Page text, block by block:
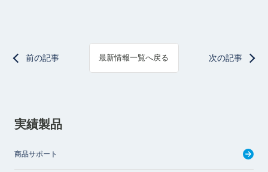
前の記事 最新情報一覧へ戻る 次の記事
実績製品
商品サポート